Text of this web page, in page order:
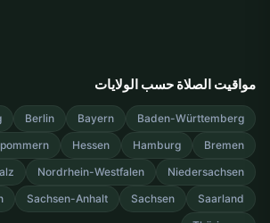
مواقيت الصلاة حسب الولايات
Baden-Württemberg
Bayern
Berlin
Bremen
Hamburg
Hessen
Niedersachsen
Nordrhein-Westfalen
Saarland
Sachsen
Sachsen-Anhalt